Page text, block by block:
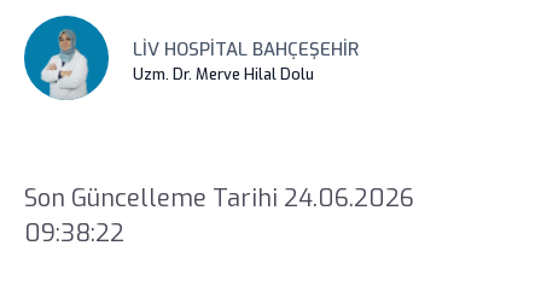
LIV HOSPITAL BAHÇEŞEHIR
Uzm. Dr. Merve Hilal Dolu
Son Güncelleme Tarihi 24.06.2026
09:38:22